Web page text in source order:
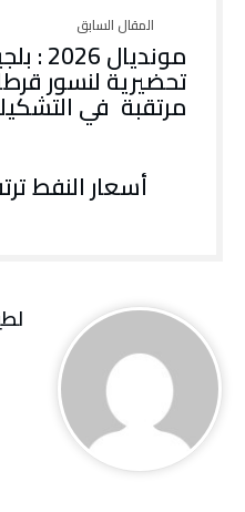
تحضيرية لنسور
مرتقبة في
أسعار النفط